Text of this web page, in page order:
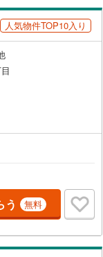
人気物件TOP10入り
う 無料
)
町線(14)
ブル
西線）(14
北神線(0)